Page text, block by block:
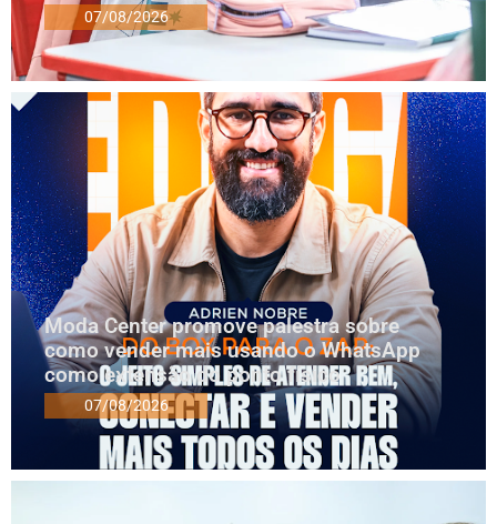
07/08/2026
Moda Center promove palestra sobre
como vender mais usando o WhatsApp
como extensão do ponto físico
07/08/2026